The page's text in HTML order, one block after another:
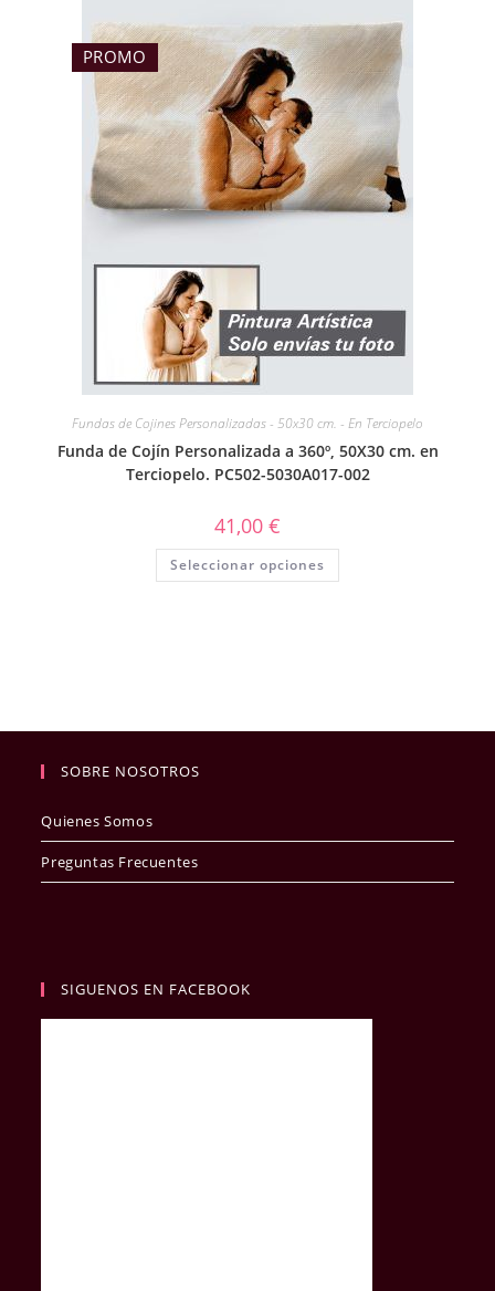
PROMO
Fundas de Cojines Personalizadas - 50x30 cm. - En Terciopelo
Funda de Cojín Personalizada a 360º, 50X30 cm. en
Terciopelo. PC502-5030A017-002
41,00 €
Seleccionar opciones
SOBRE NOSOTROS
Quienes Somos
Preguntas Frecuentes
SIGUENOS EN FACEBOOK